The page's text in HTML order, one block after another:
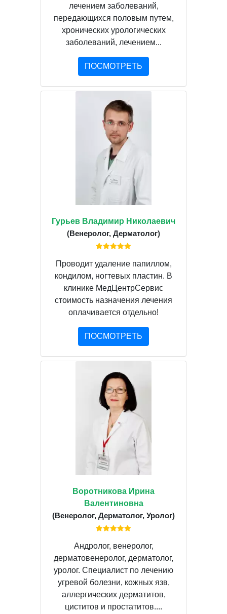
лечением заболеваний,
передающихся половым путем,
хронических урологических
заболеваний, лечением...
ПОСМОТРЕТЬ
Гурьев Владимир Николаевич
(Венеролог, Дерматолог)
Проводит удаление папиллом,
кондилом, ногтевых пластин. В
клинике МедЦентрСервис
стоимость назначения лечения
оплачивается отдельно!
ПОСМОТРЕТЬ
Воротникова Ирина
Валентиновна
(Венеролог, Дерматолог, Уролог)
Андролог, венеролог,
дерматовенеролог, дерматолог,
уролог. Специалист по лечению
угревой болезни, кожных язв,
аллергических дерматитов,
циститов и простатитов....